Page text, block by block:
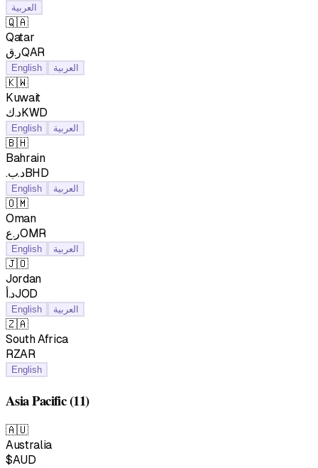
العربية
🇶🇦
Qatar
ر.قQAR
English العربية
🇰🇼
Kuwait
د.كKWD
English العربية
🇧🇭
Bahrain
.د.بBHD
English العربية
🇴🇲
Oman
ر.عOMR
English العربية
🇯🇴
Jordan
د.أJOD
English العربية
🇿🇦
South Africa
RZAR
English
Asia Pacific(11)
🇦🇺
Australia
$AUD